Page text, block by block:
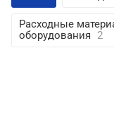
Расходные
оборудования 2